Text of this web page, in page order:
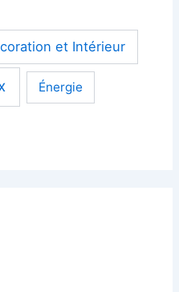
et Intérieur
Énergie